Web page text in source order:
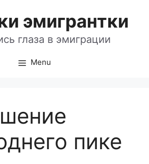
эмигрантки
глаза в эмиграции
Menu
пике